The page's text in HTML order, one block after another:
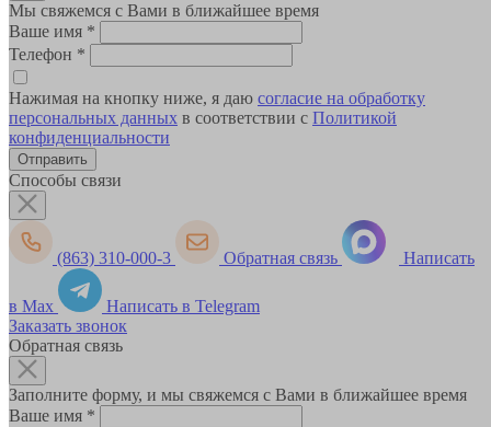
Мы свяжемся с Вами в ближайшее время
Ваше имя *
Телефон *
Нажимая на кнопку ниже, я даю согласие на обработку
персональных данных в соответствии с Политикой
конфиденциальности
Способы связи
(863) 310-000-3 Обратная связь Написать
в Max
Написать в Telegram
Заказать звонок
Обратная связь
Заполните форму, и мы свяжемся с Вами в ближайшее время
Ваше имя *